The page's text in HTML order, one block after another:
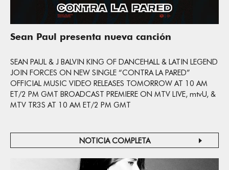
Sean Paul presenta nueva canción
SEAN PAUL & J BALVIN KING OF DANCEHALL & LATIN LEGEND
JOIN FORCES ON NEW SINGLE “CONTRA LA PARED”
OFFICIAL MUSIC VIDEO RELEASES TOMORROW AT 10 AM
ET/2 PM GMT BROADCAST PREMIERE ON MTV LIVE, mtvU, &
MTV TR3S AT 10 AM ET/2 PM GMT
NOTICIA COMPLETA